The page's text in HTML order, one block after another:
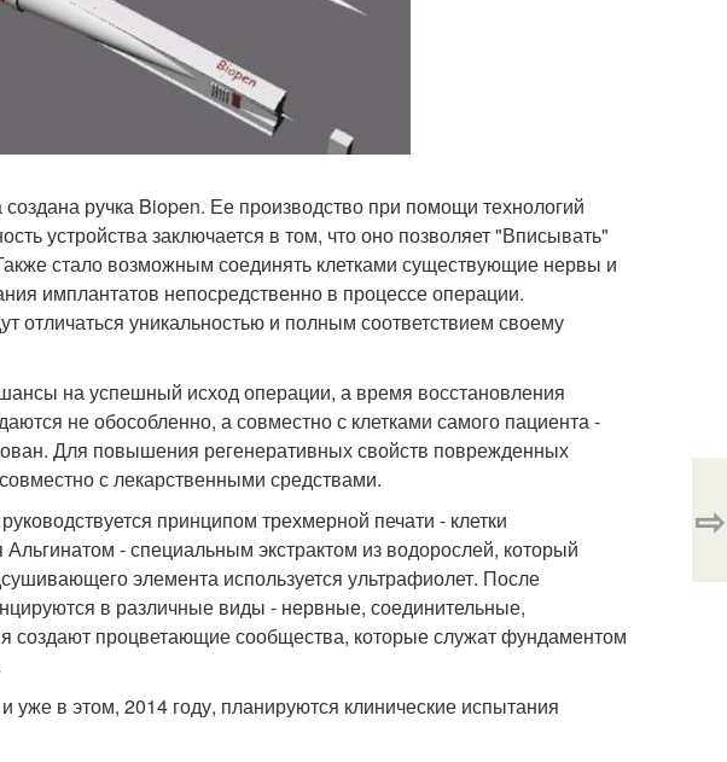
ручка Biopen. Ее производство при помощи технологий
устройства заключается в том, что оно позволяет "Вписывать"
стало возможным соединять клетками существующие нервы и
имплантатов непосредственно в процессе операции.
отличаться уникальностью и полным соответствием своему
на успешный исход операции, а время восстановления
не обособленно, а совместно с клетками самого пациента -
Для повышения регенеративных свойств поврежденных
с лекарственными средствами.
принципом трехмерной печати - клетки
- специальным экстрактом из водорослей, который
элемента используется ультрафиолет. После
в различные виды - нервные, соединительные,
создают процветающие сообщества, которые служат фундаментом
уже в этом, 2014 году, планируются клинические испытания
⇨